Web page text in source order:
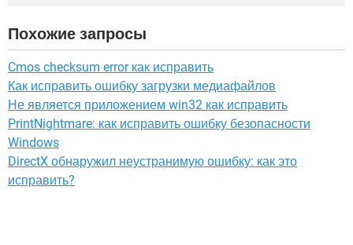
Похожие запросы
Cmos checksum error как исправить
Как исправить ошибку загрузки медиафайлов
Не является приложением win32 как исправить
PrintNightmare: как исправить ошибку безопасности
Windows
DirectX обнаружил неустранимую ошибку: как это
исправить?